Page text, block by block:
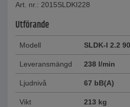
Art. nr.: 2015SLDKI228
Utförande
Modell SLDK-I 2.2
Leveransmängd 238 l/min
Ljudnivå 67 bB(A)
Vikt
213 kg